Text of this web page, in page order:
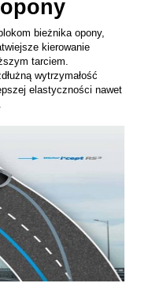
bieżnika opony,
kierowanie
tarciem.
wytrzymałość
elastyczności nawet